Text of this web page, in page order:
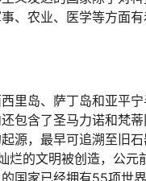
、农业、医学等方面
岛、萨丁岛和亚平宁
包含了圣马力诺和梵
源，最早可追溯至旧石
烂的文明被创造，公元